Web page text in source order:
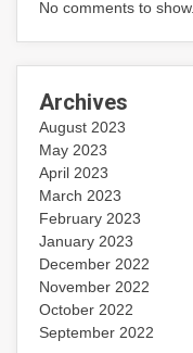
No comments to show.
Archives
August 2023
May 2023
April 2023
March 2023
February 2023
January 2023
December 2022
November 2022
October 2022
September 2022